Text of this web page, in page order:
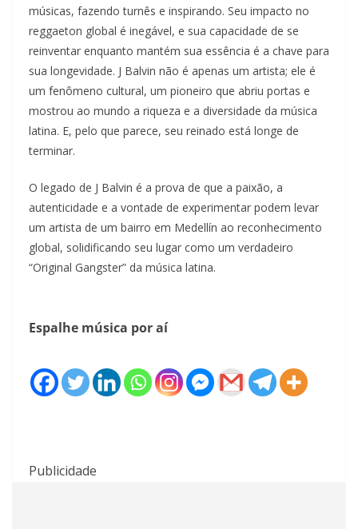
músicas, fazendo turnês e inspirando. Seu impacto no
reggaeton global é inegável, e sua capacidade de se
reinventar enquanto mantém sua essência é a chave para
sua longevidade. J Balvin não é apenas um artista; ele é
um fenômeno cultural, um pioneiro que abriu portas e
mostrou ao mundo a riqueza e a diversidade da música
latina. E, pelo que parece, seu reinado está longe de
terminar.
O legado de J Balvin é a prova de que a paixão, a
autenticidade e a vontade de experimentar podem levar
um artista de um bairro em Medellín ao reconhecimento
global, solidificando seu lugar como um verdadeiro
“Original Gangster” da música latina.
Espalhe música por aí
Publicidade